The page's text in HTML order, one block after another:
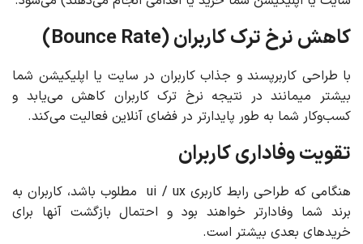
کاهش نرخ ترک کاربران (Bounce Rate)
با طراحی کاربرپسند و جذاب کاربران در سایت یا اپلیکیشن شما
بیشتر میمانند در نتیجه نرخ ترک کاربران کاهش می‌یابد و
کسب‌وکار شما به طور پایدارتر در فضای آنلاین فعالیت می‌کند.
تقویت وفاداری کاربران
هنگامی که طراحی رابط کاربری ui / ux مطلوب باشد، کاربران به
برند شما وفادارتر خواهند بود و احتمال بازگشت آنها برای
خریدهای بعدی بیشتر است.